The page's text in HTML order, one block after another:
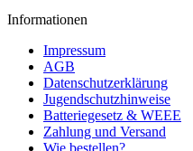
Informationen
Impressum
AGB
Datenschutzerklärung
Jugendschutzhinweise
Batteriegesetz & WEEE
Zahlung und Versand
Wie bestellen?